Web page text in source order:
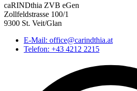
caRINDthia ZVB eGen
Zollfeldstrasse 100/1
9300 St. Veit/Glan
E-Mail: office@carindthia.at
Telefon: +43 4212 2215